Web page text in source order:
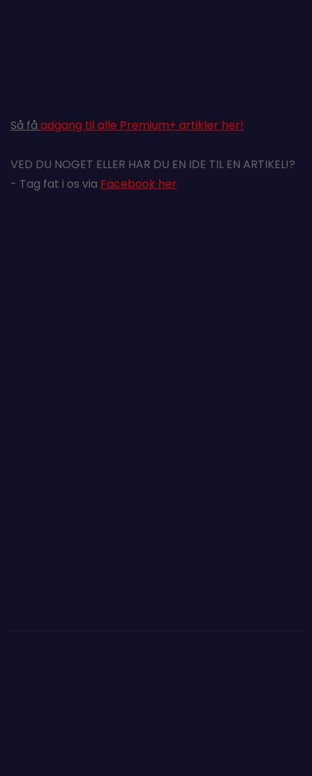
Så få adgang til alle Premium+ artikler her!
VED DU NOGET ELLER HAR DU EN IDE TIL EN ARTIKEL!?
- Tag fat i os via Facebook her